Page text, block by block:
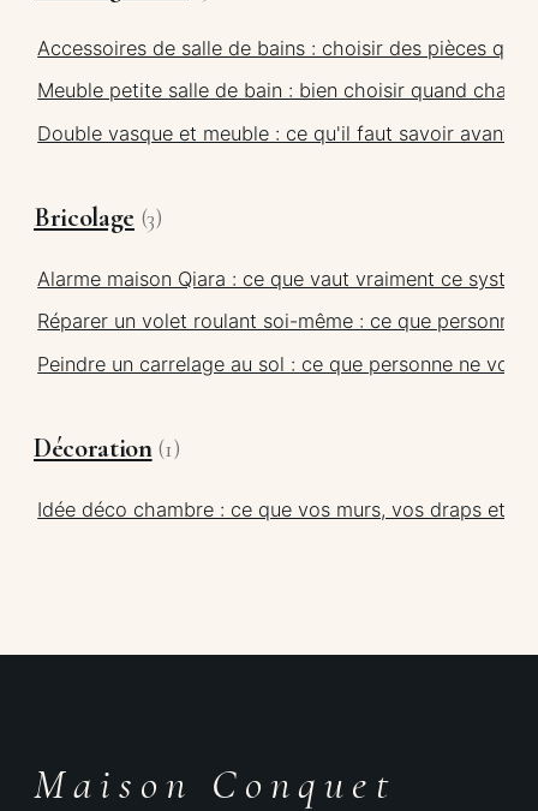
Accessoires de salle de bains : choisir des pièces qui
Meuble petite salle de bain : bien choisir quand
Double vasque et meuble : ce qu'il faut savoir avant
Bricolage (3)
Alarme maison Qiara : ce que vaut vraiment ce
Réparer un volet roulant soi-même : ce que
Peindre un carrelage au sol : ce que personne ne
Décoration (1)
Idée déco chambre : ce que vos murs, vos draps et la
Maison Conquet